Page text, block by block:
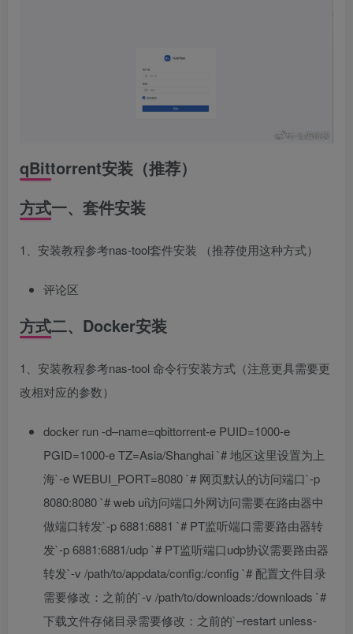
qBittorrent安装（推荐）
方式一、套件安装
1、安装教程参考nas-tool套件安装 （推荐使用这种方式）
评论区
方式二、Docker安装
1、安装教程参考nas-tool 命令行安装方式（注意更具需要更
改相对应的参数）
docker run -d–name=qbittorrent-e PUID=1000-e
PGID=1000-e TZ=Asia/Shanghai `# 地区这里设置为上
海`-e WEBUI_PORT=8080 `# 网页默认的访问端口`-p
8080:8080 `# web ui访问端口外网访问需要在路由器中
做端口转发`-p 6881:6881 `# PT监听端口需要路由器转
发`-p 6881:6881/udp `# PT监听端口udp协议需要路由器
转发`-v /path/to/appdata/config:/config `# 配置文件目录
需要修改：之前的`-v /path/to/downloads:/downloads `#
下载文件存储目录需要修改：之前的`–restart unless-